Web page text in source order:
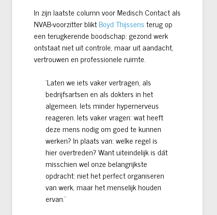
In zijn laatste column voor Medisch Contact als
NVAB-voorzitter bliktBoyd Thijssensterug op
een terugkerende boodschap: gezond werk
ontstaat niet uit controle, maar uit aandacht,
vertrouwen en professionele ruimte.
‘Laten we iets vaker vertragen, als
bedrijfs­artsen en als dokters in het
algemeen. Iets minder hypernerveus
reageren. Iets vaker vragen: wat heeft
deze mens nodig om goed te kunnen
werken? In plaats van: welke regel is
hier overtreden? Want uiteindelijk is dát
misschien wel onze belangrijkste
opdracht: niet het perfect organiseren
van werk, maar het menselijk houden
ervan.’